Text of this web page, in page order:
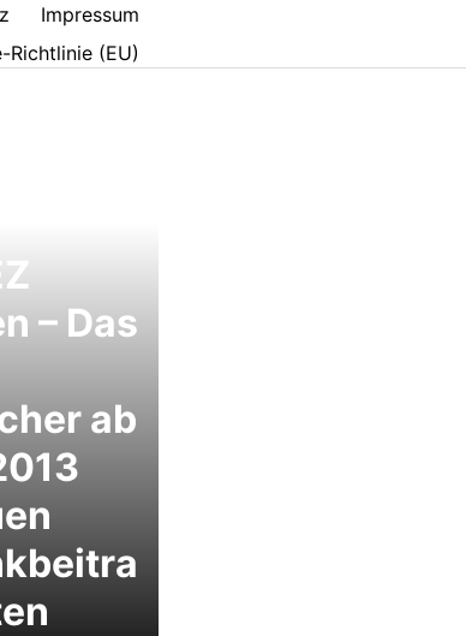
Impressum
Richtlinie (EU)
– Das
ab